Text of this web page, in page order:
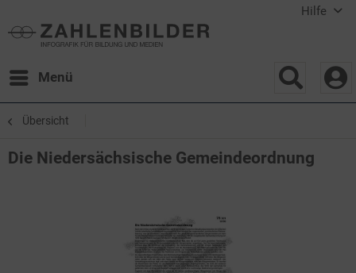
Hilfe
Menü
Übersicht
Die Niedersächsische Gemeindeordnung